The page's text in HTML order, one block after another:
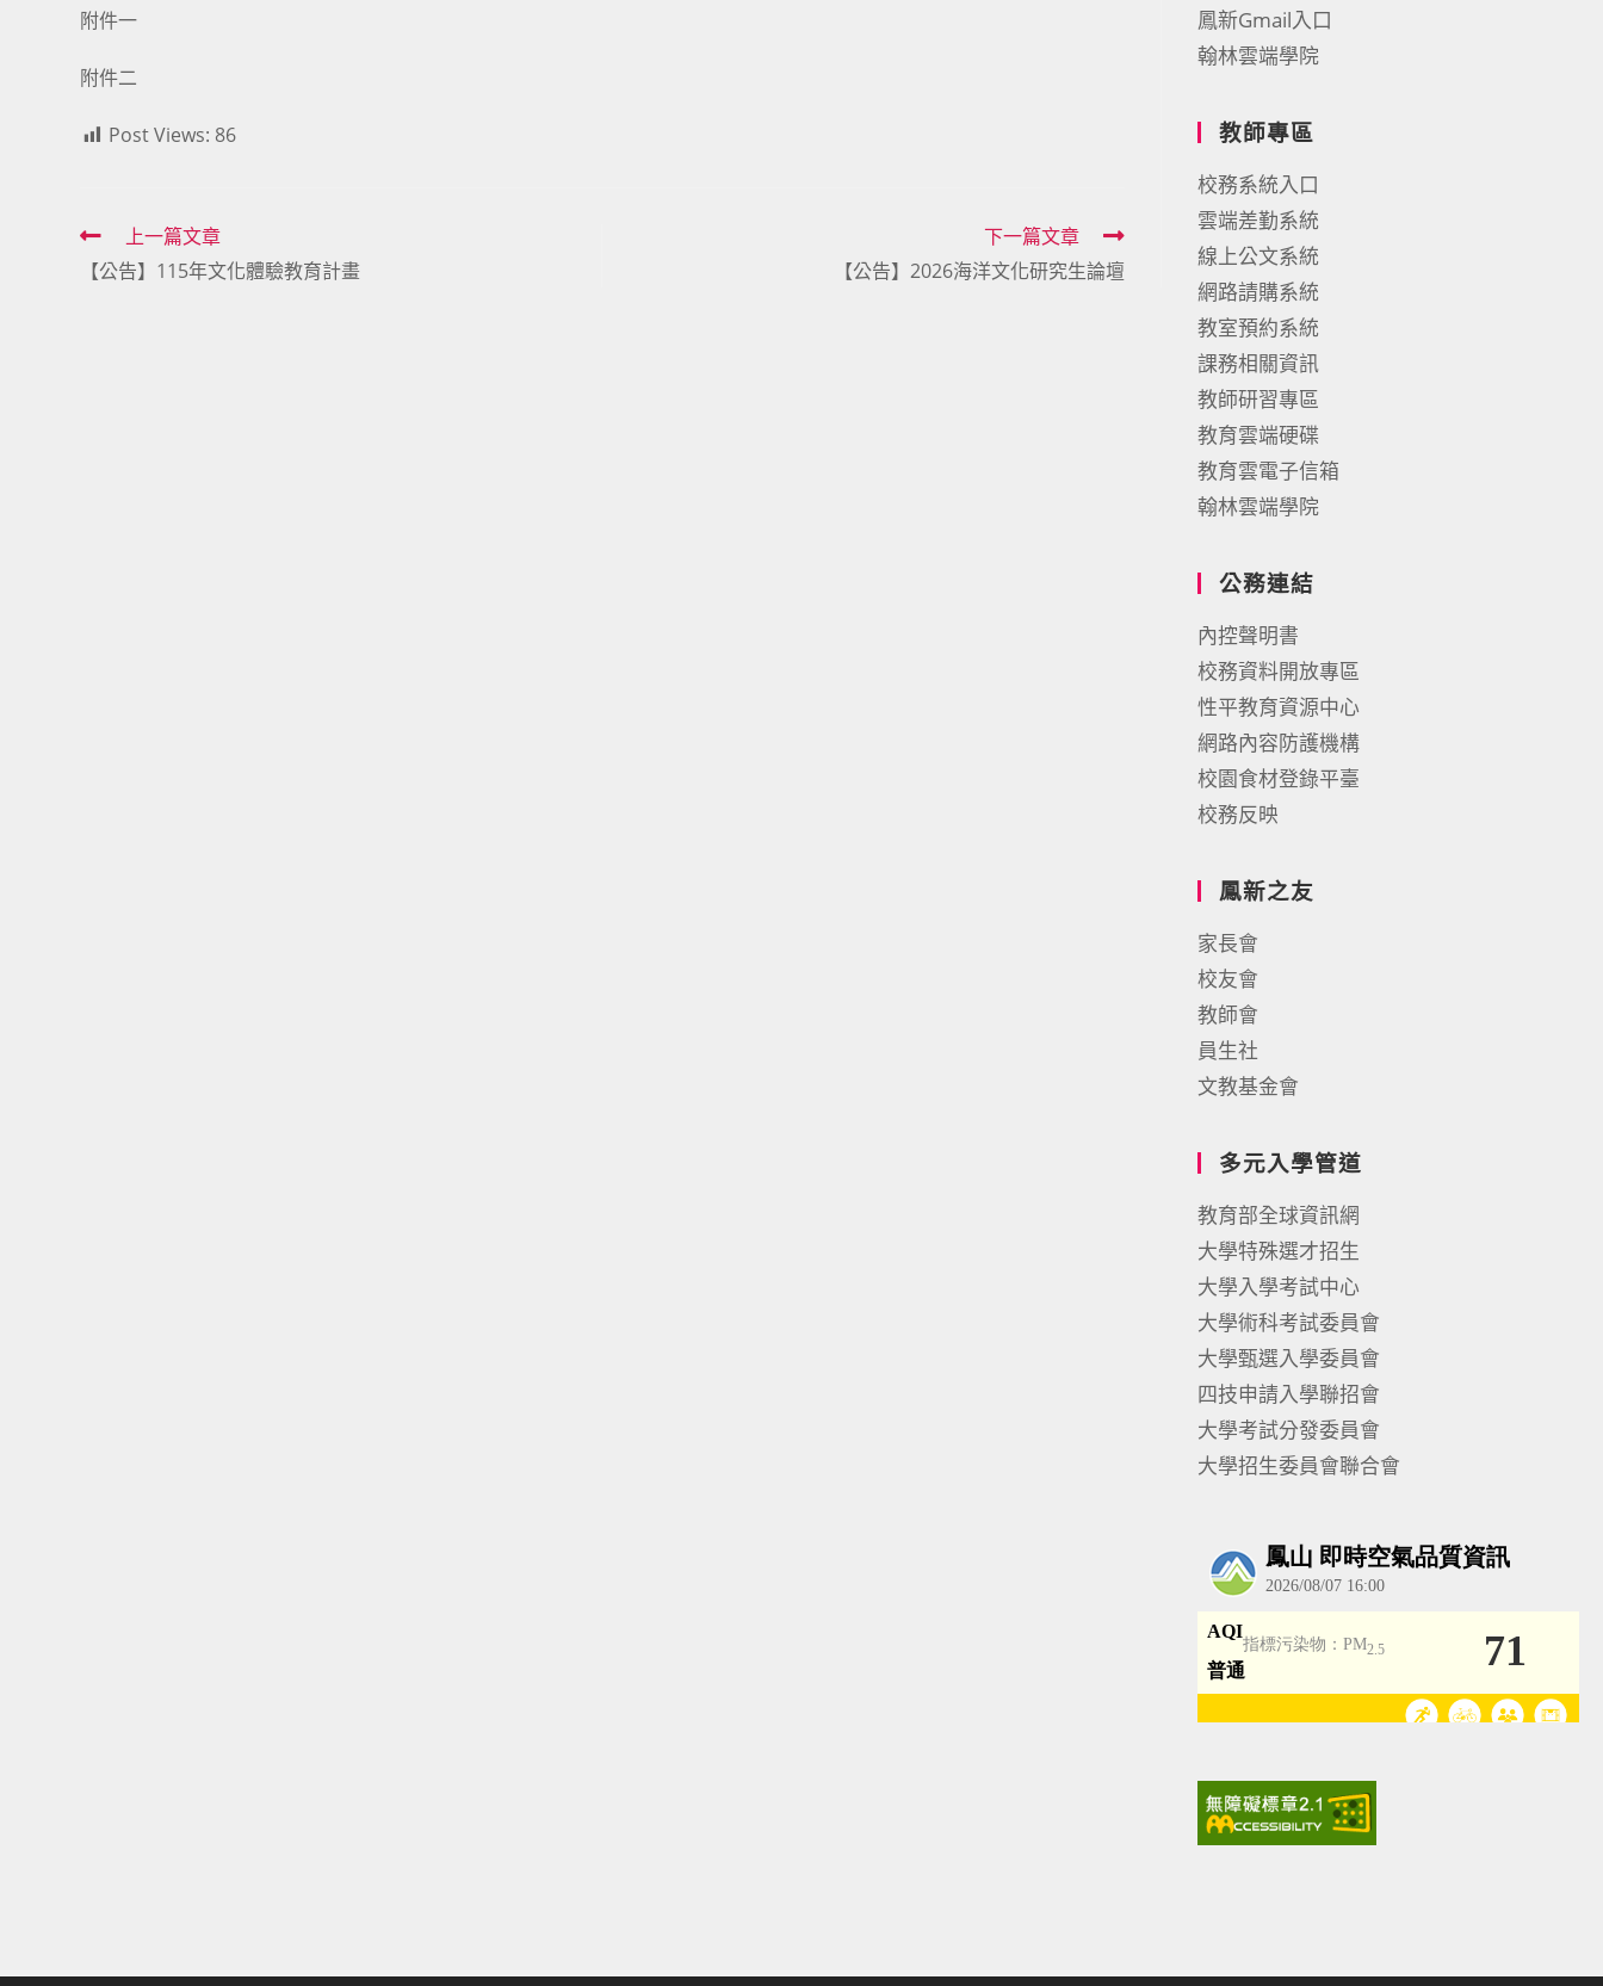
附件一
附件二
Post Views: 86
Read
more
上一篇文章
【公告】115年文化體驗教育計畫
下一篇文章
【公告】2026海洋文化研究生論壇
鳳新Gmail入口
翰林雲端學院
教師專區
校務系統入口
雲端差勤系統
線上公文系統
網路請購系統
教室預約系統
課務相關資訊
教師研習專區
教育雲端硬碟
教育雲電子信箱
翰林雲端學院
公務連結
內控聲明書
校務資料開放專區
性平教育資源中心
網路內容防護機構
校園食材登錄平臺
校務反映
鳳新之友
家長會
校友會
教師會
員生社
文教基金會
多元入學管道
教育部全球資訊網
大學特殊選才招生
大學入學考試中心
大學術科考試委員會
大學甄選入學委員會
四技申請入學聯招會
大學考試分發委員會
大學招生委員會聯合會